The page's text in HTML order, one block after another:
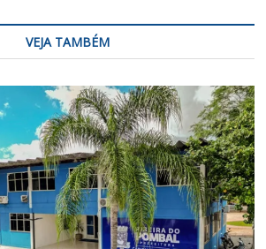
VEJA TAMBÉM